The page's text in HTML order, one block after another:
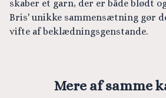
skaber et garn, der er både blødt
Bris' unikke sammensætning gør
vifte af beklædningsgenstande.
Mere af samme